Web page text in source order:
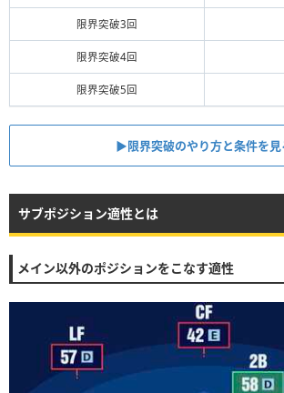
限界突破3回
限界突破4回
限界突破5回
▶︎限界突破のやり方と条件を見
サブポジション適性とは
メイン以外のポジションをこなす適性